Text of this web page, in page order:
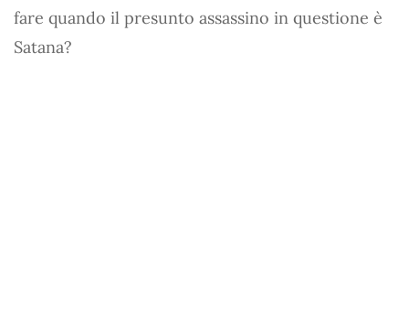
fare quando il presunto assassino in questione è
Satana?